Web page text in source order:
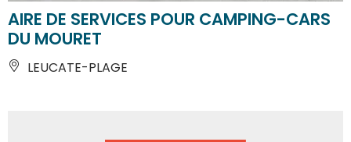
AIRE DE SERVICES POUR CAMPING-CARS
DU MOURET
LEUCATE-PLAGE